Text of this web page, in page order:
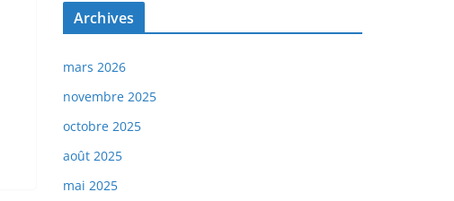
Archives
mars 2026
novembre 2025
octobre 2025
août 2025
mai 2025